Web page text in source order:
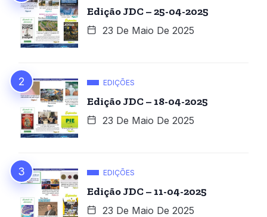
Edição JDC – 25-04-2025
23 De Maio De 2025
EDIÇÕES
Edição JDC – 18-04-2025
23 De Maio De 2025
EDIÇÕES
Edição JDC – 11-04-2025
23 De Maio De 2025